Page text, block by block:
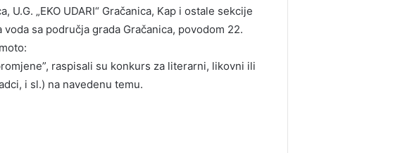
U.G. „EKO UDARI“ Gračanica, Kap i ostale sekcije
sa područja grada Gračanica, povodom 22.
raspisali su konkurs za literarni, likovni ili
i sl.) na navedenu temu.